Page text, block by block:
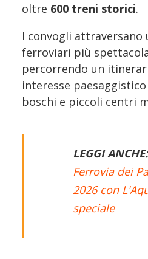
oltre 600 treni storici.
I convogli
ferroviari più
percorrendo un
interesse
boschi e piccoli centri
LEGGI
Ferrovia dei
2026 con
speciale